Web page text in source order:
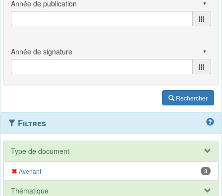
Rechercher
Filtres
Type de document
Avenant 3
Thématique